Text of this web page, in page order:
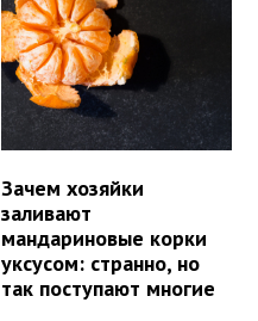
Зачем хозяйки
заливают
мандариновые корки
уксусом: странно, но
так поступают многие